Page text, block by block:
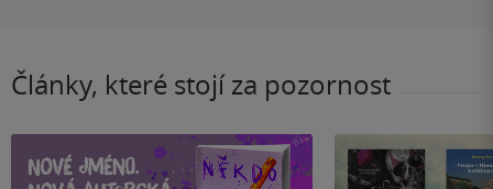
Články, které stojí za pozornost